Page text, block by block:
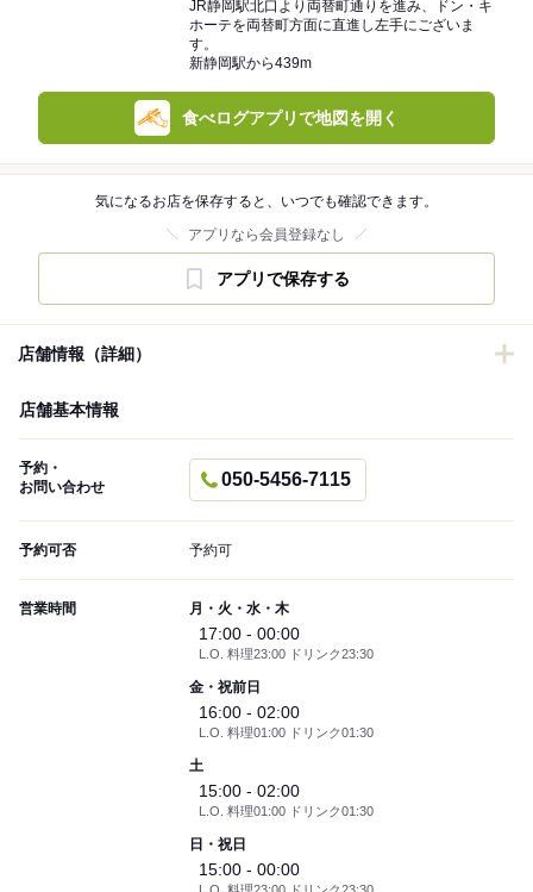
JR静岡駅北口より両替町通りを進み、ドン・キ
ホーテを両替町方面に直進し左手にございま
す。
新静岡駅から439m
食べログアプリで地図を開く
気になるお店を保存すると、いつでも確認できます。
アプリなら会員登録なし
アプリで保存する
店舗情報（詳細）
店舗基本情報
予約・
お問い合わせ
050-5456-7115
予約可否 予約可
営業時間 月・火・水・木
17:00 - 00:00
L.O. 料理23:00 ドリンク23:30
金・祝前日
16:00 - 02:00
L.O. 料理01:00 ドリンク01:30
土
15:00 - 02:00
L.O. 料理01:00 ドリンク01:30
日・祝日
15:00 - 00:00